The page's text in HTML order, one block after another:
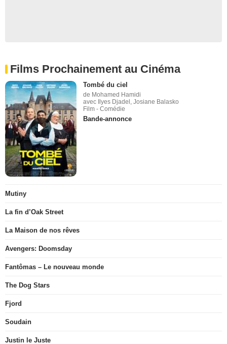
Films Prochainement au Cinéma
Tombé du ciel
de Mohamed Hamidi
avec Ilyes Djadel, Josiane Balasko
Film - Comédie
Bande-annonce
Mutiny
La fin d’Oak Street
La Maison de nos rêves
Avengers: Doomsday
Fantômas – Le nouveau monde
The Dog Stars
Fjord
Soudain
Justin le Juste